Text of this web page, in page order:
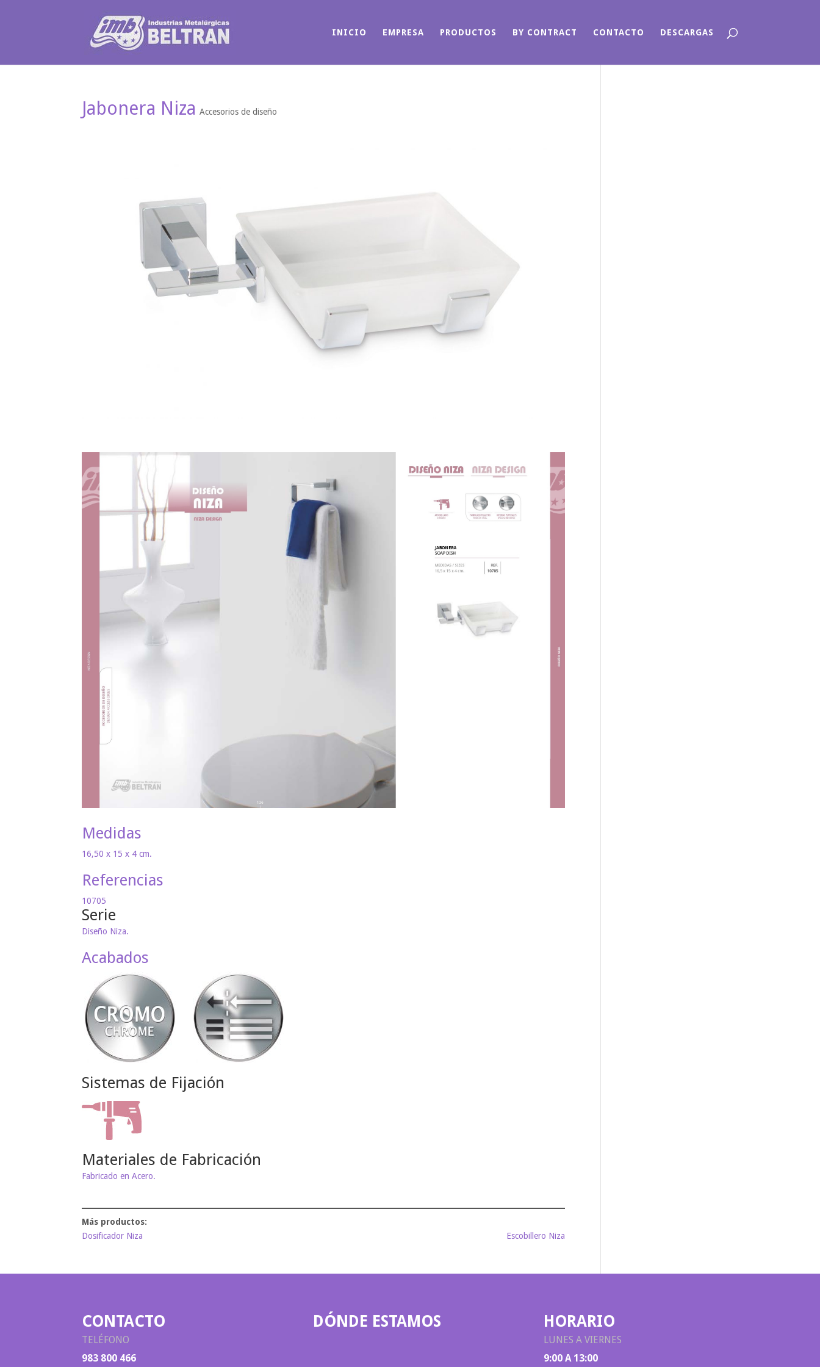
INICIO EMPRESA PRODUCTOS BY CONTRACT CONTACTO DESCARGAS
Jabonera Niza Accesorios de diseño
Medidas
16,50 x 15 x 4 cm.
Referencias
10705
Serie
Diseño Niza.
Acabados
Sistemas de Fijación
Materiales de Fabricación
Fabricado en Acero.
Dosificador Niza Escobillero Niza
CONTACTO
TELÉFONO
983 800 466
DÓNDE ESTAMOS HORARIO
LUNES A VIERNES
9:00 A 13:00